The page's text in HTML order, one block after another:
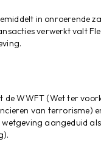
in onroerende
verwerkt valt
de WWFT (Wet ter
van terrorisme)
wetgeving aangeduid